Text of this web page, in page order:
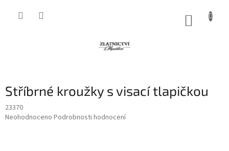
Stříbrné kroužky s visací tlapičkou
23370
Průměrné
Neohodnoceno Podrobnosti hodnocení